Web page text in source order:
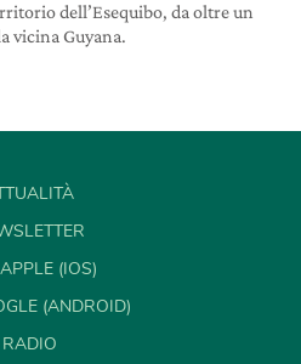
dell’Esequibo, da oltre un
vicina Guyana.
(IOS)
(ANDROID)
RADIO